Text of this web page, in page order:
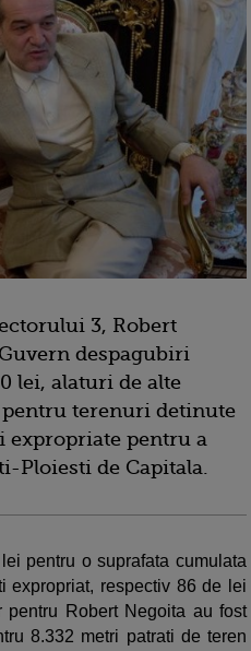
3, Robert
despagubiri
lei, alaturi de alte
terenuri detinute
expropriate pentru a
Ploiesti de Capitala.
pentru o suprafata cumulata
expropriat, respectiv 86 de lei
pentru Robert Negoita au fost
8.332 metri patrati de teren